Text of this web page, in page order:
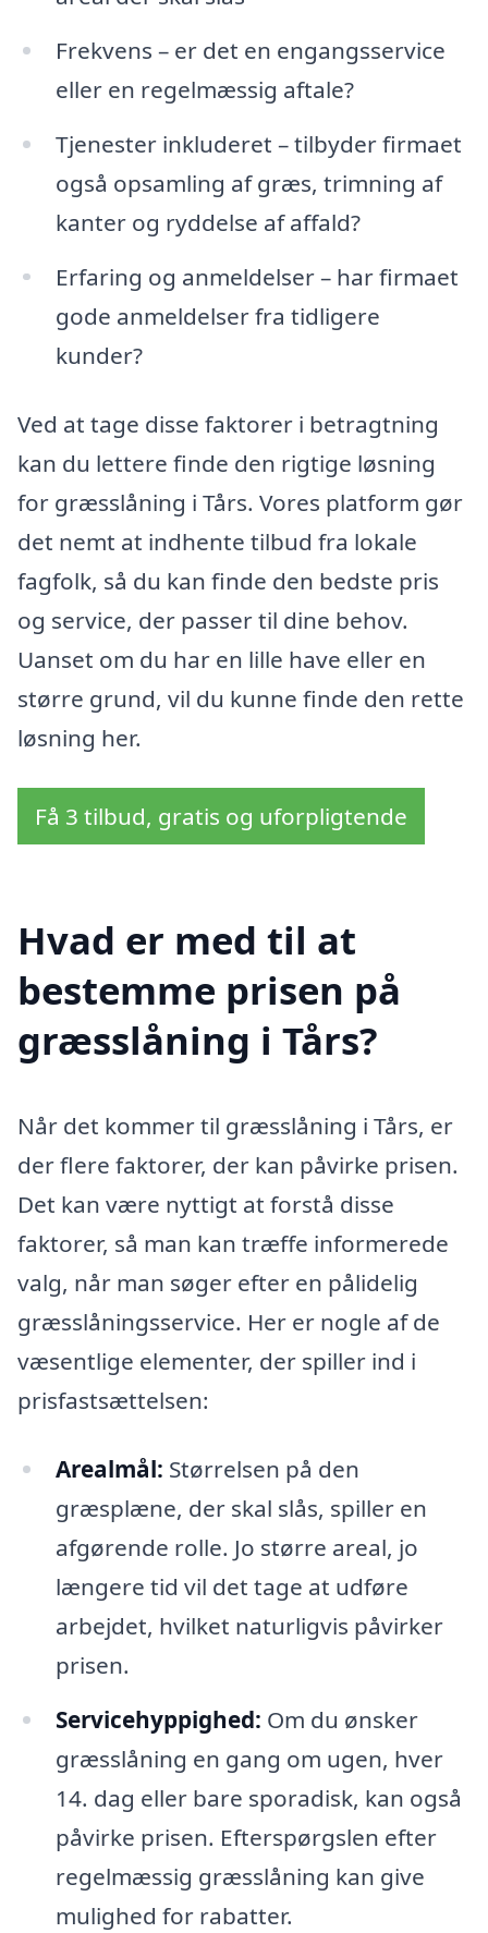
Frekvens – er det en engangsservice
eller en regelmæssig aftale?
Tjenester inkluderet – tilbyder firmaet
også opsamling af græs, trimning af
kanter og ryddelse af affald?
Erfaring og anmeldelser – har firmaet
gode anmeldelser fra tidligere
kunder?
Ved at tage disse faktorer i betragtning
kan du lettere finde den rigtige løsning
for græsslåning i Tårs. Vores platform gør
det nemt at indhente tilbud fra lokale
fagfolk, så du kan finde den bedste pris
og service, der passer til dine behov.
Uanset om du har en lille have eller en
større grund, vil du kunne finde den rette
løsning her.
Få 3 tilbud, gratis og uforpligtende
Hvad er med til at
bestemme prisen på
græsslåning i Tårs?
Når det kommer til græsslåning i Tårs, er
der flere faktorer, der kan påvirke prisen.
Det kan være nyttigt at forstå disse
faktorer, så man kan træffe informerede
valg, når man søger efter en pålidelig
græsslåningsservice. Her er nogle af de
væsentlige elementer, der spiller ind i
prisfastsættelsen:
Arealmål: Størrelsen på den
græsplæne, der skal slås, spiller en
afgørende rolle. Jo større areal, jo
længere tid vil det tage at udføre
arbejdet, hvilket naturligvis påvirker
prisen.
Servicehyppighed: Om du ønsker
græsslåning en gang om ugen, hver
14. dag eller bare sporadisk, kan også
påvirke prisen. Efterspørgslen efter
regelmæssig græsslåning kan give
mulighed for rabatter.